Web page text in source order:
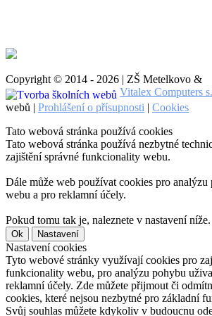
Copyright © 2014 - 2026 | ZŠ Metelkovo &
Vitalex Computers
webů | Prohlášení o přísupnosti | Cookies
Tato webová stránka používá cookies
Tato webová stránka používá nezbytné
zajištění správné funkcionality webu.
Dále může web používat cookies pro analýzu
webu a pro reklamní účely.
Pokud tomu tak je, naleznete v nastavení níže.
Ok Nastavení
Nastavení cookies
Tyto webové stránky využívají cookies pro
funkcionality webu, pro analýzu pohybu
reklamní účely. Zde můžete přijmout či
cookies, které nejsou nezbytné pro základní
Svůj souhlas můžete kdykoliv v budoucnu